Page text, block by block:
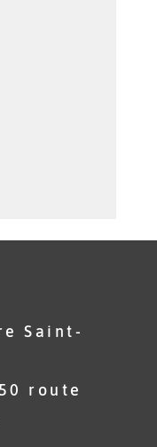
Saint-
route